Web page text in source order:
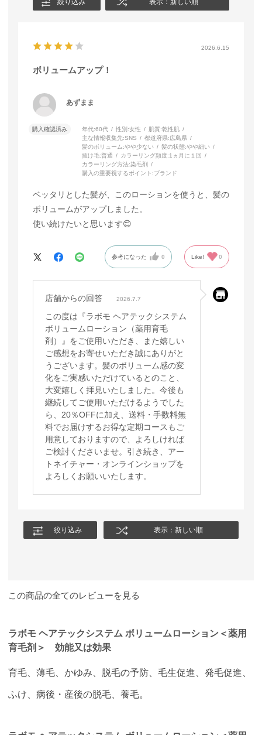
絞り込み 表示：新しい順
2026.6.15
ボリュームアップ！
あずまま
購入確認済み 年代:60代 性別:女性 肌質:乾性肌
主な情報収集先:SNS 都道府県:広島県
髪のボリューム:やや少ない 髪の状態:やや細い
抜け毛:普通 カラーリング頻度:1ヵ月に１回
カラーリング方法:染毛剤
購入の重要視するポイント:ブランド
ベッタリとした髪が、このローションを使うと、髪の
ボリュームがアップしました。
使い続けたいと思います😊
参考になった 0 Like! 0
店舗からの回答 2026.7.7
この度は『ラボモ ヘアテックシステム
ボリュームローション（薬用育毛
剤）』をご使用いただき、また嬉しい
ご感想をお寄せいただき誠にありがと
うございます。髪のボリューム感の変
化をご実感いただけているとのこと、
大変嬉しく拝見いたしました。今後も
継続してご使用いただけるようでした
ら、20％OFFに加え、送料・手数料無
料でお届けするお得な定期コースもご
用意しておりますので、よろしければ
ご検討くださいませ。引き続き、アー
トネイチャー・オンラインショップを
よろしくお願いいたします。
絞り込み 表示：新しい順
この商品の全てのレビューを見る
ラボモ ヘアテックシステム ボリュームローション＜薬用
育毛剤＞ 効能又は効果
育毛、薄毛、かゆみ、脱毛の予防、毛生促進、発毛促進、
ふけ、病後・産後の脱毛、養毛。